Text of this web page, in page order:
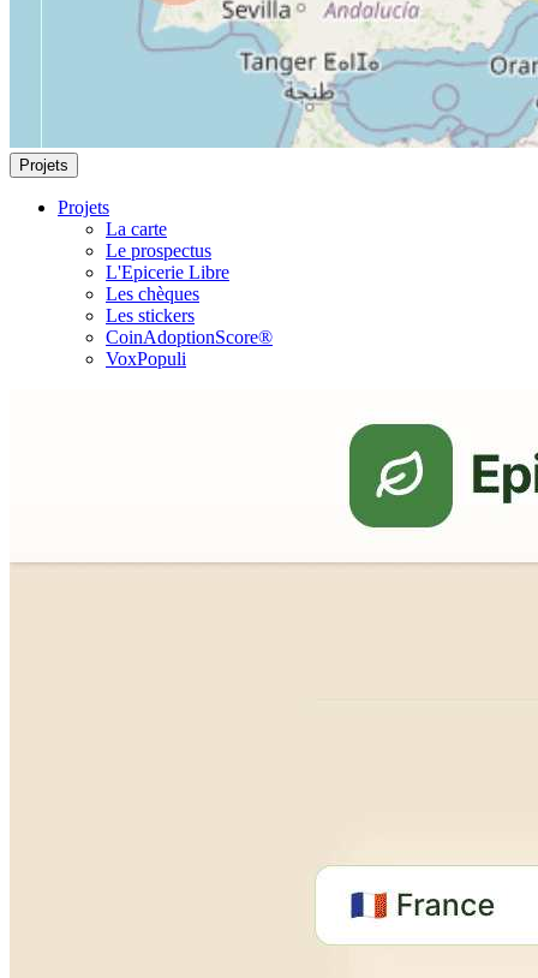
Projets
Projets
La carte
Le prospectus
L'Epicerie Libre
Les chèques
Les stickers
CoinAdoptionScore®
VoxPopuli